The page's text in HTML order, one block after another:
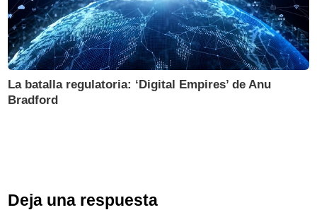
La batalla regulatoria: ‘Digital Empires’ de Anu
Bradford
Deja una respuesta